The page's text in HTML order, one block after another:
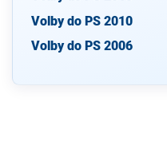
Volby do PS 2010
Volby do PS 2006